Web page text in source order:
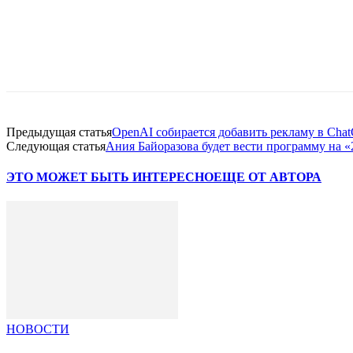
Предыдущая статьяOpenAI собирается добавить рекламу в
Следующая статьяАния Байоразова будет вести программу на
ЭТО МОЖЕТ БЫТЬ ИНТЕРЕСНОЕЩЕ ОТ АВТОРА
НОВОСТИ